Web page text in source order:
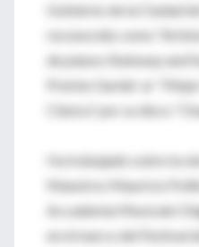
Gobierno de la Ciudad
reconocido como
de pianos Steinway and
Premio Gardel al
Clásica” por su disco
Ha trabajado sobre la
Maestros Mauricio
Accademia Musicale
en el marco del Festival